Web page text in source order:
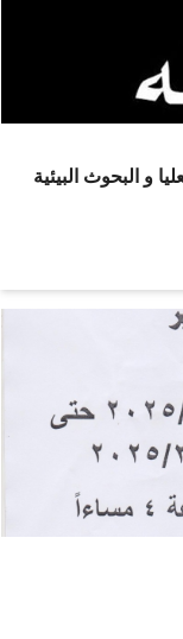
و البحوث البيئية